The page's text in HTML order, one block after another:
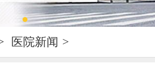
医院新闻 >